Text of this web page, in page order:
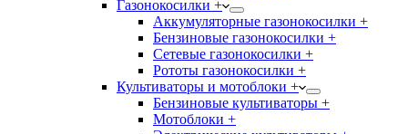
Газонокосилки +
Аккумуляторные газонокосилки +
Бензиновые газонокосилки +
Сетевые газонокосилки +
Рототы газонокосилки +
Культиваторы и мотоблоки +
Бензиновые культиваторы +
Мотоблоки +